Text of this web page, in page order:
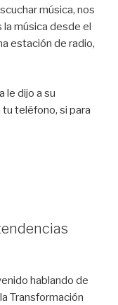
música, nos
música desde el
estación de radio,
le dijo a su
teléfono, si para
hablando de
Transformación